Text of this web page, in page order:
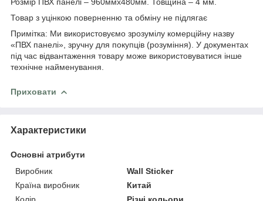
Товар з уцінкою поверненню та обміну не підлягає
Примітка: Ми використовуємо зрозумілу комерційну назву
«ПВХ панелі», зручну для покупців (розуміння). У документах
під час відвантаження товару може використовуватися інше
технічне найменування.
Приховати
Характеристики
Основні атрибути
Виробник
Wall Sticker
Країна виробник
Китай
Колір
Різні кольори